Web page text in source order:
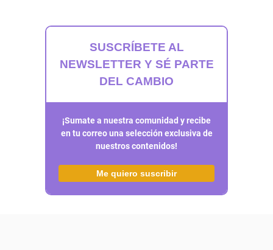
SUSCRÍBETE AL
NEWSLETTER Y SÉ PARTE
DEL CAMBIO
¡Sumate a nuestra comunidad y recibe
en tu correo una selección exclusiva de
nuestros contenidos!
Me quiero suscribir